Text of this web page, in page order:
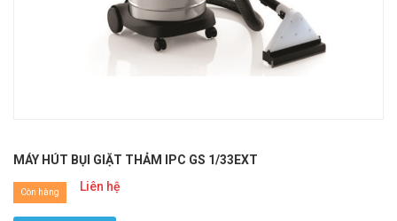
MÁY HÚT BỤI GIẶT THẢM IPC GS 1/33EXT
Liên hệ
Còn hàng